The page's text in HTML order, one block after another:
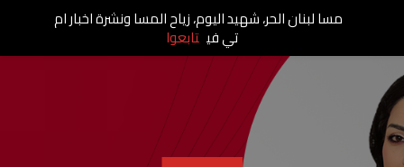
مسا لبنان الحر، شهيد اليوم، زياح المسا ونشرة اخبار ام
تي في تابعوا